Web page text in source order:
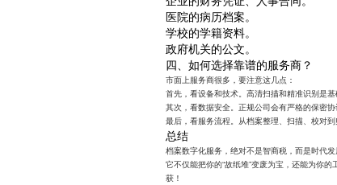
医院的病历档案。
学校的学籍资料。
政府机关的公文。
四、如何选择靠谱的服务商？
市面上服务商很多，要注意这几点：
首先，看设备和技术。高清扫描和精准识别是基
其次，看数据安全。正规公司会有严格的保密协
最后，看服务流程。从档案整理、扫描、校对到
总结
档案数字化服务，绝对不是智商税，而是时代发
它不仅能把你的“故纸堆”变废为宝，还能为你
获！